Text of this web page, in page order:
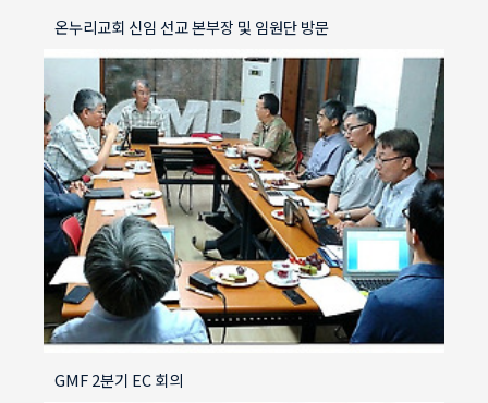
온누리교회 신임 선교 본부장 및 임원단 방문
GMF 2분기 EC 회의